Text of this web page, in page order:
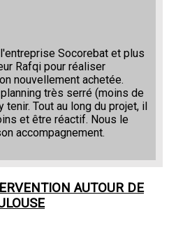
Socorebat et plus
Rafqi pour réaliser
nouvellement achetée.
très serré (moins de
Tout au long du projet, il
et être réactif. Nous le
accompagnement.
AUTOUR DE